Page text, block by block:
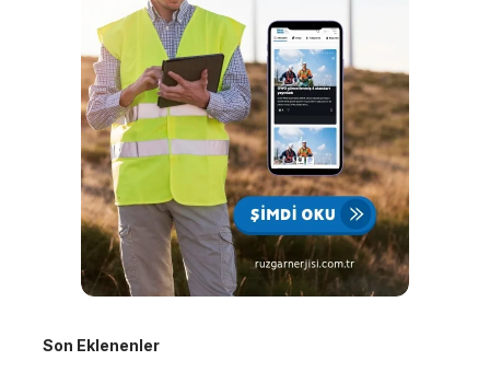
Son Eklenenler